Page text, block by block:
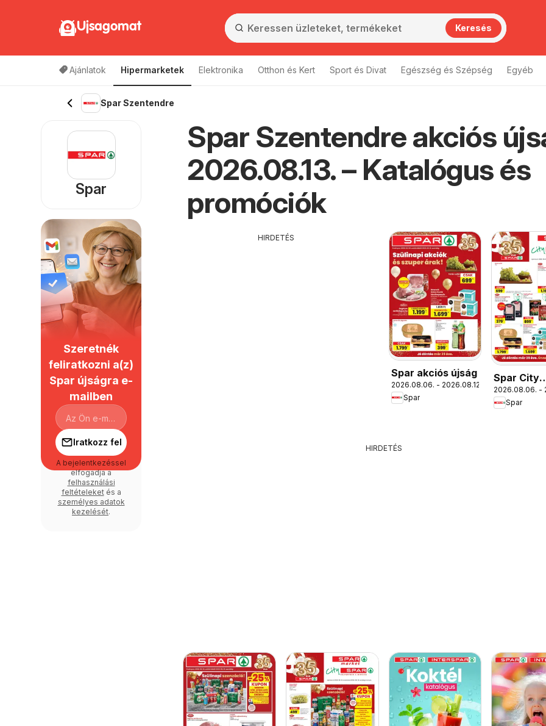
Ujsagomat Keresés
Ajánlatok Hipermarketek Elektronika Otthon és Kert Sport és Divat Egészség és Szépség Egyéb
Spar Szentendre
Spar Szentendre akciós
2026.08.13. – Katalógus és
promóciók
HIRDETÉS
Spar akciós újság
2026.08.06. - 2026.08.12.
Spar
Spar City
szórólap
2026.08.06. -
Spar
HIRDETÉS
Spar
Szeretnék
feliratkozni a(z)
Spar újságra e-
mailben
Iratkozz fel
A bejelentkezéssel
elfogadja a
felhasználási
feltételeketés a
személyes adatok
kezelését.